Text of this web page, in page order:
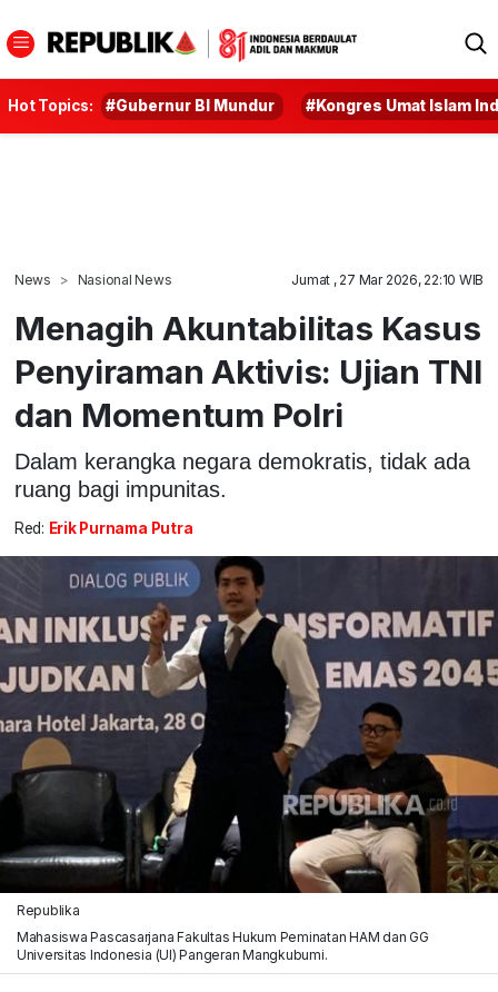
Hot Topics: #Gubernur BI Mundur #Kongres Umat Islam
News Nasional News Jumat , 27 Mar 2026, 22:10 WIB
Menagih Akuntabilitas Kasus
Penyiraman Aktivis: Ujian TNI
dan Momentum Polri
Dalam kerangka negara demokratis, tidak ada
ruang bagi impunitas.
Red: Erik Purnama Putra
Republika
Mahasiswa Pascasarjana Fakultas Hukum Peminatan HAM dan GG
Universitas Indonesia (UI) Pangeran Mangkubumi.